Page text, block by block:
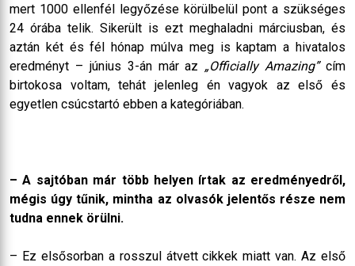
mert 1000 ellenfél legyőzése körülbelül pont a szükséges
24 órába telik. Sikerült is ezt meghaladni márciusban, és
aztán két és fél hónap múlva meg is kaptam a hivatalos
eredményt – június 3-án már az „Officially Amazing”cím
birtokosa voltam, tehát jelenleg én vagyok az első és
egyetlen csúcstartó ebben a kategóriában.
– A sajtóban már több helyen írtak az eredményedről,
mégis úgy tűnik, mintha az olvasók jelentős része nem
tudna ennek örülni.
– Ez elsősorban a rosszul átvett cikkek miatt van. Az első